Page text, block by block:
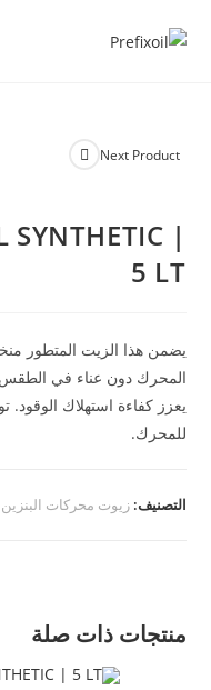
Next Product
SYNTHETIC |
5 LT
يضمن هذا الزيت المتطور
المحرك دون عناء في الطقس
يعزز كفاءة استهلاك الوقود.
للمحرك.
التصنيف:زيوت محركات البنزين
منتجات ذات صلة